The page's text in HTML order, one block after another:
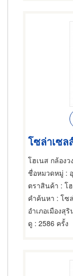
โซล่าเซล
โฮเนส กล้อง
ชื่อหมวดหมู่ :
ตราสินค้า : โ
คำค้นหา : โซ
อำเภอเมืองสุ
ดู : 2586 ครั้ง